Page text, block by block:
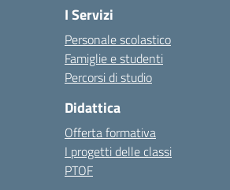
I Servizi
Personale scolastico
Famiglie e studenti
Percorsi di studio
Didattica
Offerta formativa
I progetti delle classi
PTOF